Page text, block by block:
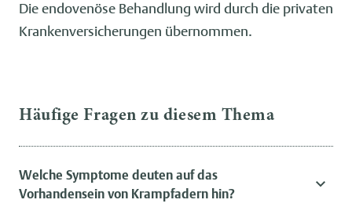
Die endovenöse Behandlung wird durch die privaten
Krankenversicherungen übernommen.
Häufige Fragen zu diesem Thema
Welche Symptome deuten auf das
Vorhandensein von Krampfadern hin?